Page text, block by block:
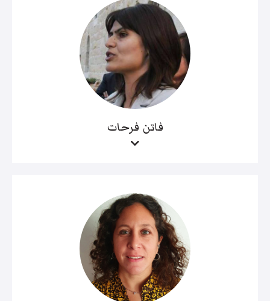
فاتن فرحات